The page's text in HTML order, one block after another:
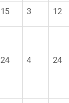
15 3 12
24 4 24